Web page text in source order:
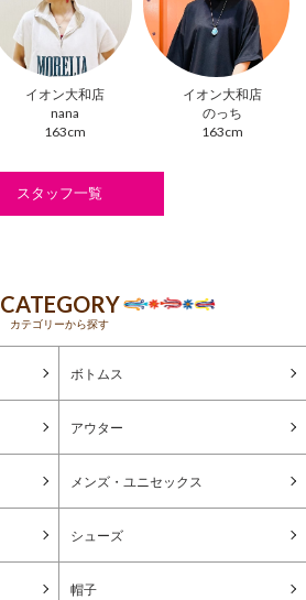
イオン大和店
nana
163cm
イオン大和店
のっち
163cm
スタッフ一覧
CATEGORY
カテゴリーから探す
ボトムス
アウター
メンズ・ユニセックス
シューズ
帽子